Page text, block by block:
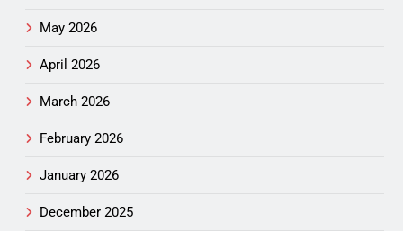
May 2026
April 2026
March 2026
February 2026
January 2026
December 2025